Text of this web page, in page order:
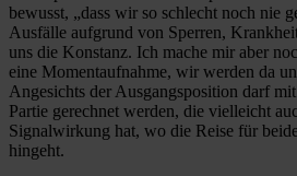
bewusst, „dass wir so schlecht noch nie
Ausfälle aufgrund von Sperren,
uns die Konstanz. Ich mache mir aber
eine Momentaufnahme, wir werden da
Angesichts der Ausgangsposition darf
Partie gerechnet werden, die vielleicht
Signalwirkung hat, wo die Reise für
hingeht.